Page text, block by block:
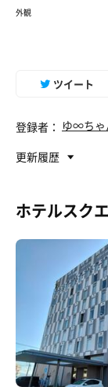
外観
ツイート
登録者： ゆ∞ちゃ
更新履歴
ホテルスク